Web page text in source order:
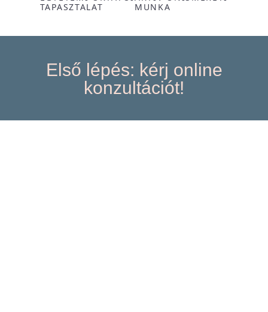
TAPASZTALAT
MUNKA
Első lépés: kérj online
konzultációt!